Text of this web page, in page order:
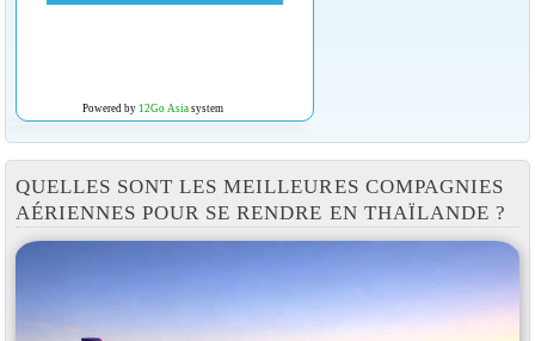
Powered by 12Go Asiasystem
QUELLES SONT LES MEILLEURES COMPAGNIES
AÉRIENNES POUR SE RENDRE EN THAÏLANDE ?